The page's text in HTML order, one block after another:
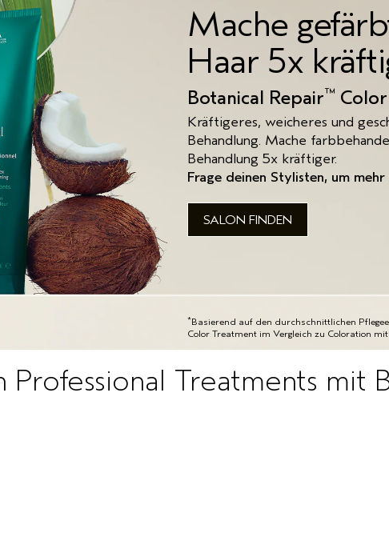
Mache
Haar 5x
Botanical Repair™
Kräftigeres, weicheres und
Behandlung. Mache
Behandlung 5x kräftiger.
Frage deinen Stylisten, um
SALON FINDEN
*Basierend auf den durchschnittlichen
Color Treatment im Vergleich zu Coloration
Treatments mit